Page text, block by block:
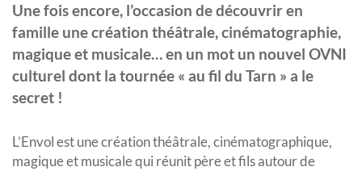
Une fois encore, l’occasion de découvrir en
famille une création théâtrale, cinématographie,
magique et musicale… en un mot un nouvel OVNI
culturel dont la tournée « au fil du Tarn » a le
secret !
L’Envol est une création théâtrale, cinématographique,
magique et musicale qui réunit père et fils autour de